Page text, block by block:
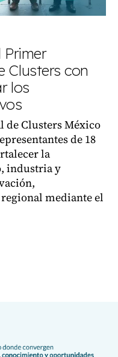
Clusters con
los
de Clusters México
de 18
la
industria y
mediante el